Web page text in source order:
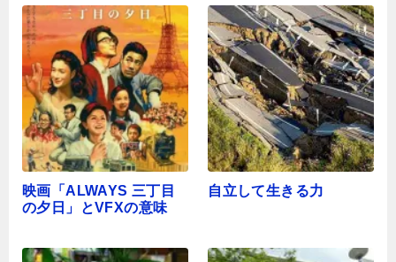
映画「ALWAYS 三丁目
の夕日」とVFXの意味
自立して生きる力